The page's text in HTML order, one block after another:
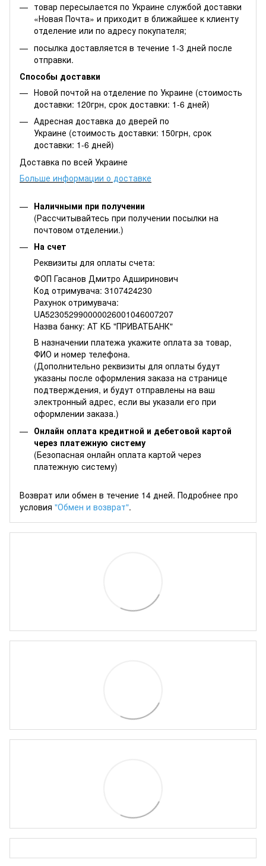
товар пересылается по Украине службой доставки
«Новая Почта» и приходит в ближайшее к клиенту
отделение или по адресу покупателя;
посылка доставляется в течение 1-3 дней после
отправки.
Способы доставки
Новой почтой на отделение по Украине (стоимость
доставки: 120грн, срок доставки: 1-6 дней)
Адресная доставка до дверей по
Украине (стоимость доставки: 150грн, срок
доставки: 1-6 дней)
Доставка по всей Украине
Больше информации о доставке
Наличными при получении
(Рассчитывайтесь при получении посылки на
почтовом отделении.)
На счет
Реквизиты для оплаты счета:
ФОП Гасанов Дмитро Адширинович
Код отримувача: 3107424230
Рахунок отримувача:
UA523052990000026001046007207
Назва банку: АТ КБ "ПРИВАТБАНК"
В назначении платежа укажите оплата за товар,
ФИО и номер телефона.
(Дополнительно реквизиты для оплаты будут
указаны после оформления заказа на странице
подтверждения, и будут отправлены на ваш
электронный адрес, если вы указали его при
оформлении заказа.)
Онлайн оплата кредитной и дебетовой картой
через платежную систему
(Безопасная онлайн оплата картой через
платежную систему)
Возврат или обмен в течение 14 дней. Подробнее про
условия "Обмен и возврат".